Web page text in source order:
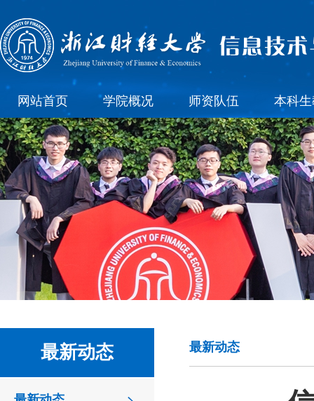
网站首页 学院概况 师资队伍 本科
最新动态 最新动态